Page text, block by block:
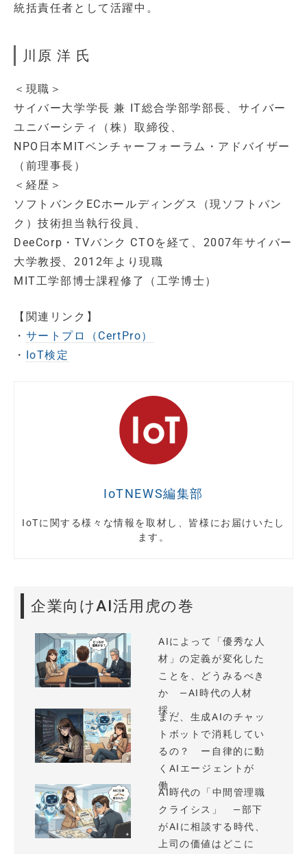
統括責任者として活躍中。
川原 洋 氏
＜現職＞
サイバー大学学長 兼 IT総合学部学部長、サイバー
ユニバーシティ（株）取締役、
NPO日本MITベンチャーフォーラム・アドバイザー
（前理事長）
＜経歴＞
ソフトバンクECホールディングス（現ソフトバン
ク）技術担当執行役員、
DeeCorp・TVバンク CTOを経て、2007年サイバー
大学教授、2012年より現職
MIT工学部博士課程修了（工学博士）
【関連リンク】
・ サートプロ（CertPro）
・ IoT検定
IoTNEWS編集部
IoTに関する様々な情報を取材し、皆様にお届けいたし
ます。
企業向けAI活用虎の巻
AIによって「優秀な人
材」の定義が変化した
ことを、どうみるべき
か —AI時代の人材
採...
まだ、生成AIのチャッ
トボットで消耗してい
るの？ ー自律的に動
くAIエージェントが
働...
AI時代の「中間管理職
クライシス」 —部下
がAIに相談する時代、
上司の価値はどこに